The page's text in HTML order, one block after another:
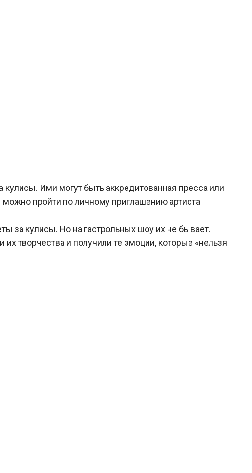
Ими могут быть аккредитованная пресса или
пройти по личному приглашению артиста
за кулисы. Но на гастрольных шоу их не бывает.
творчества и получили те эмоции, которые «нельзя